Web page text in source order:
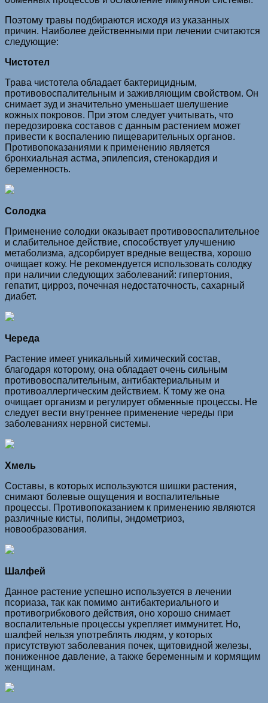
Поэтому травы подбираются исходя из указанных
причин. Наиболее действенными при лечении считаются
следующие:
Чистотел
Трава чистотела обладает бактерицидным,
противовоспалительным и заживляющим свойством. Он
снимает зуд и значительно уменьшает шелушение
кожных покровов. При этом следует учитывать, что
передозировка составов с данным растением может
привести к воспалению пищеварительных органов.
Противопоказаниями к применению является
бронхиальная астма, эпилепсия, стенокардия и
беременность.
Солодка
Применение солодки оказывает противовоспалительное
и слабительное действие, способствует улучшению
метаболизма, адсорбирует вредные вещества, хорошо
очищает кожу. Не рекомендуется использовать солодку
при наличии следующих заболеваний: гипертония,
гепатит, цирроз, почечная недостаточность, сахарный
диабет.
Череда
Растение имеет уникальный химический состав,
благодаря которому, она обладает очень сильным
противовоспалительным, антибактериальным и
противоаллергическим действием. К тому же она
очищает организм и регулирует обменные процессы. Не
следует вести внутреннее применение череды при
заболеваниях нервной системы.
Хмель
Составы, в которых используются шишки растения,
снимают болевые ощущения и воспалительные
процессы. Противопоказанием к применению являются
различные кисты, полипы, эндометриоз,
новообразования.
Шалфей
Данное растение успешно используется в лечении
псориаза, так как помимо антибактериального и
противогрибкового действия, оно хорошо снимает
воспалительные процессы укрепляет иммунитет. Но,
шалфей нельзя употреблять людям, у которых
присутствуют заболевания почек, щитовидной железы,
пониженное давление, а также беременным и кормящим
женщинам.